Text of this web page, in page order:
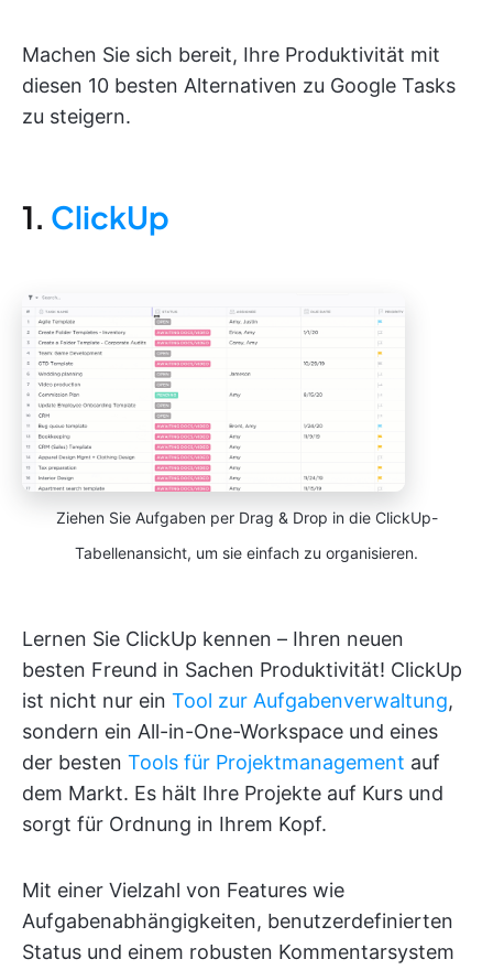
Machen Sie sich bereit, Ihre Produktivität mit
diesen 10 besten Alternativen zu Google Tasks
zu steigern.
1. ClickUp
Ziehen Sie Aufgaben per Drag & Drop in die ClickUp-
Tabellenansicht, um sie einfach zu organisieren.
Lernen Sie ClickUp kennen – Ihren neuen
besten Freund in Sachen Produktivität! ClickUp
ist nicht nur ein Tool zur Aufgabenverwaltung,
sondern ein All-in-One-Workspace und eines
der besten Tools für Projektmanagement auf
dem Markt. Es hält Ihre Projekte auf Kurs und
sorgt für Ordnung in Ihrem Kopf.
Mit einer Vielzahl von Features wie
Aufgabenabhängigkeiten, benutzerdefinierten
Status und einem robusten Kommentarsystem